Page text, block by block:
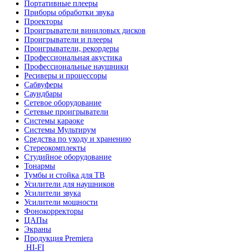
Портативные плееры
Приборы обработки звука
Проекторы
Проигрыватели виниловых дисков
Проигрыватели и плееры
Проигрыватели, рекордеры
Профессиональная акустика
Профессиональные наушники
Ресиверы и процессоры
Сабвуферы
Саундбары
Сетевое оборудование
Сетевые проигрыватели
Системы караоке
Системы Мультирум
Средства по уходу и хранению
Стереокомплекты
Студийное оборудование
Тонармы
Тумбы и стойка для ТВ
Усилители для наушников
Усилители звука
Усилители мощности
Фонокорректоры
ЦАПы
Экраны
Продукция Premiera
HI-FI